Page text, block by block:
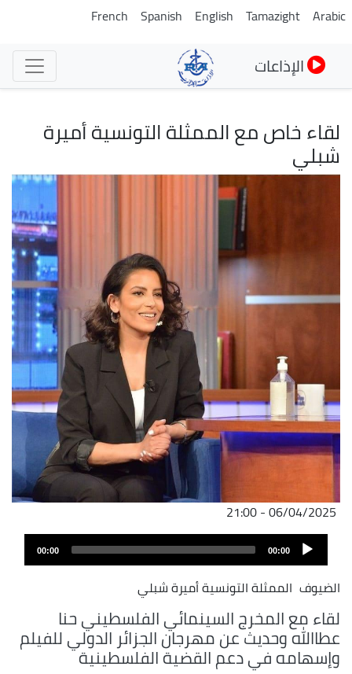
تجاوز
Arabic
Tamazight
English
Spanish
French
الإذاعات
لقاء خاص مع الممثلة التونسية أميرة
شبلي
الصورة
06/04/2025 - 21:00
Audio
Player
00:00
00:00
الضيوف الممثلة التونسية أميرة شبلي
لقاء مع المخرج السينمائي الفلسطيني حنا
عطاالله وحديث عن مهرجان الجزائر الدولي للفيلم
وإسهامه في دعم القضية الفلسطينية